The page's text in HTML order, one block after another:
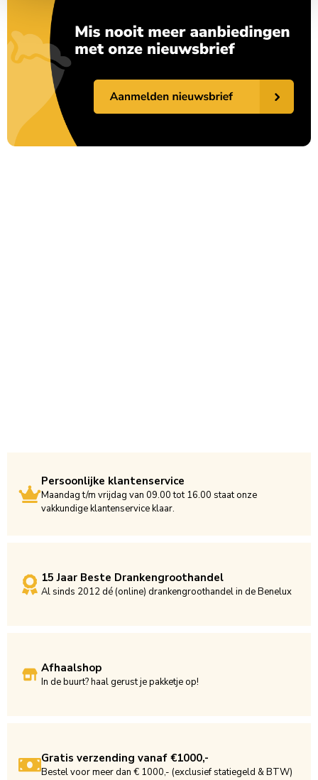
Persoonlijke klantenservice
Maandag t/m vrijdag van 09.00 tot 16.00 staat onze
vakkundige klantenservice klaar.
15 Jaar Beste Drankengroothandel
Al sinds 2012 dé (online) drankengroothandel in de Benelux
Afhaalshop
In de buurt? haal gerust je pakketje op!
Gratis verzending vanaf €1000,-
Bestel voor meer dan € 1000,- (exclusief statiegeld & BTW)